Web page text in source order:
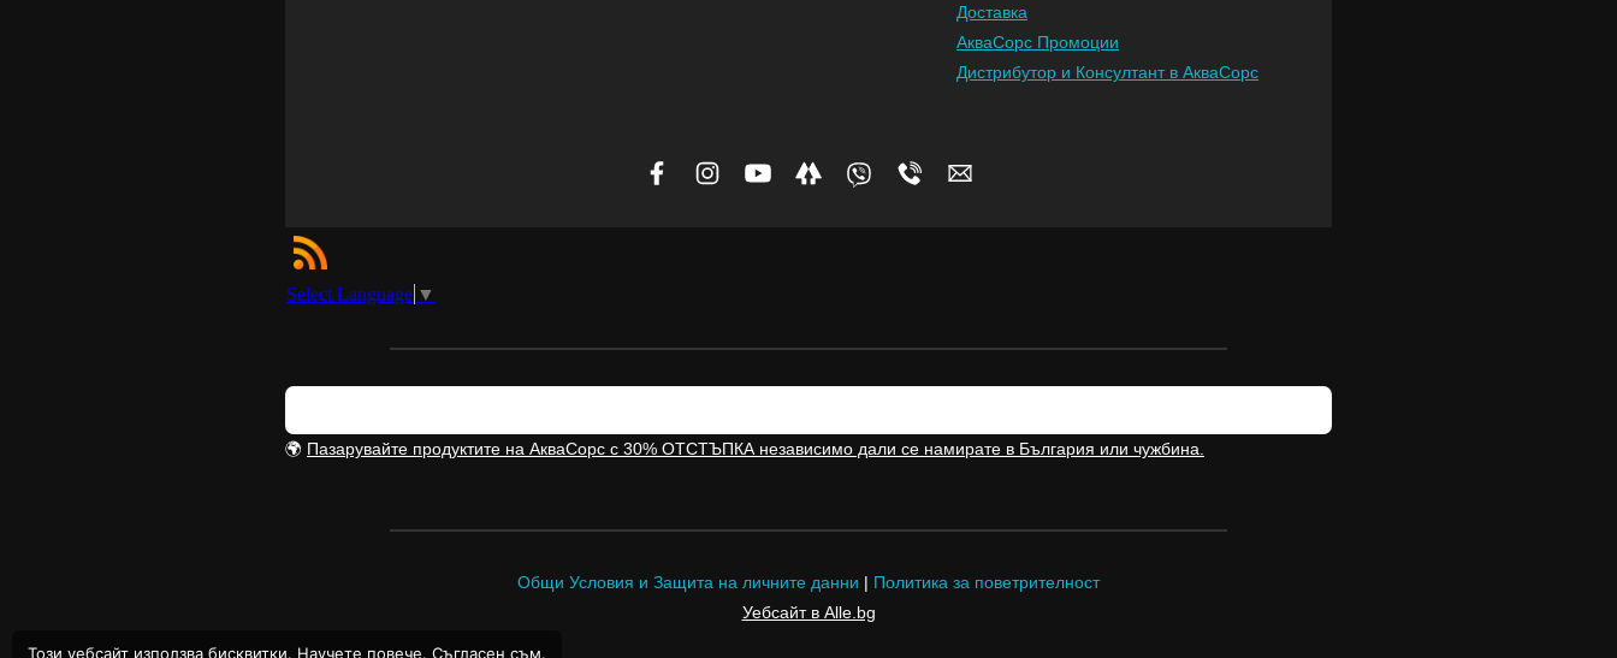
Доставка
АкваСорс Промоции
Дистрибутор и Консултант в АкваСорс
Select Language ▼
🌍 Пазарувайте продуктите на АкваСорс с 30% ОТСТЪПКА независимо дали се намирате в България или чужбина.
Общи Условия и Защита на личните данни | Политика за поветрителност
Уебсайт в Alle.bg
Този уебсайт използва бисквитки. Научете повече. Съгласен съм.